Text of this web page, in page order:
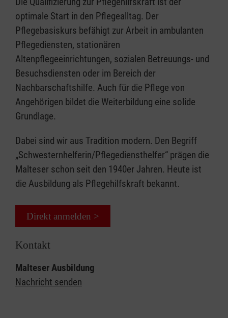
optimale Start in den Pflegealltag. Der
Pflegebasiskurs befähigt zur Arbeit in ambulanten
Pflegediensten, stationären
Altenpflegeeinrichtungen, sozialen Betreuungs- und
Besuchsdiensten oder im Bereich der
Nachbarschaftshilfe. Auch für die Pflege von
Angehörigen bildet die Weiterbildung eine solide
Grundlage.
Dabei sind wir aus Tradition modern. Den Begriff
„Schwesternhelferin/Pflegediensthelfer“ prägen die
Malteser schon seit den 1940er Jahren. Heute ist
die Ausbildung als Pflegehilfskraft bekannt.
Direkt anmelden >
Kontakt
Malteser Ausbildung
Nachricht senden